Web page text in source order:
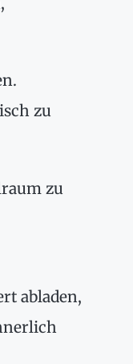
zu
zu
abladen,